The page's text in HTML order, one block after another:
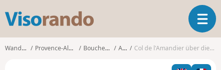
s
o
T
o
g
l
Wanderungen Provence-Alpes-Côte d'Azur Bouches-du-Rhône Allauch Col de l'Amandier über die Pounche des Escaouprés